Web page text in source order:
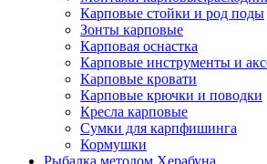
Карповые стойки и род поды
Зонты карповые
Карповая оснастка
Карповые инструменты и
Карповые кровати
Карповые крючки и поводки
Кресла карповые
Сумки для карпфишинга
Кормушки
Рыбалка методом Херабуна